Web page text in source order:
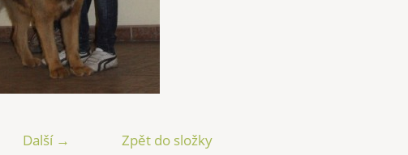
Další → Zpět do složky